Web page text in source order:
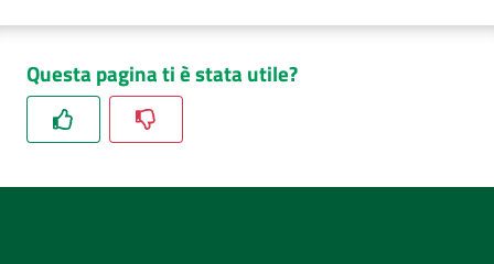
Questa pagina ti è stata utile?